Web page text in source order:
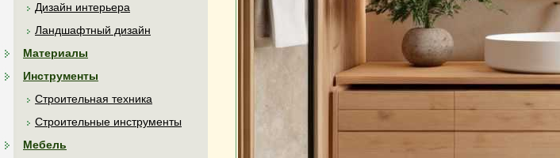
Дизайн интерьера
Ландшафтный дизайн
Материалы
Инструменты
Строительная техника
Строительные инструменты
Мебель